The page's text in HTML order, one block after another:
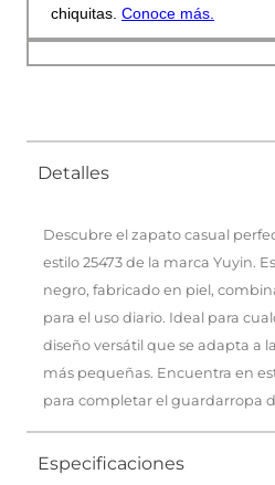
Detalles
Descubre el zapato casual
estilo 25473 de la marca Yuyin.
negro, fabricado en piel,
para el uso diario. Ideal para
diseño versátil que se adapta a
más pequeñas. Encuentra en
para completar el guardarropa
Especificaciones